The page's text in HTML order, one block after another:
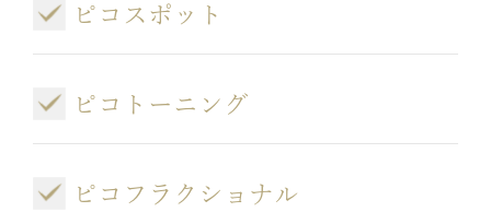
ピコスポット
ピコトーニング
ピコフラクショナル